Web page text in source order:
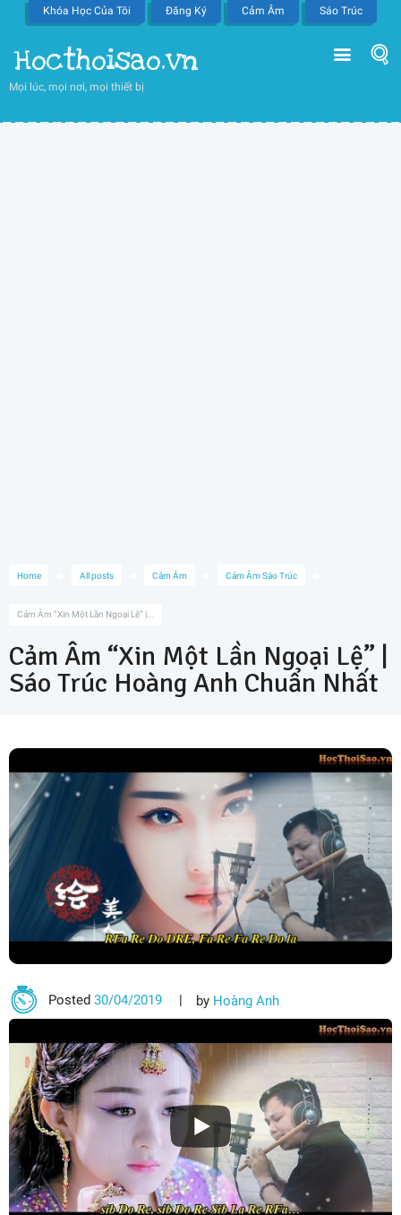
Khóa Học Của Tôi Đăng Ký Cảm Âm Sáo Trúc
Hocthoisao.vn
Mọi lúc, mọi nơi, mọi thiết bị
Home All posts Cảm Âm Cảm Âm Sáo Trúc
Cảm Âm “Xin Một Lần Ngoại Lệ” |...
Cảm Âm “Xin Một Lần Ngoại Lệ” |
Sáo Trúc Hoàng Anh Chuẩn Nhất
Posted30/04/2019 by Hoàng Anh